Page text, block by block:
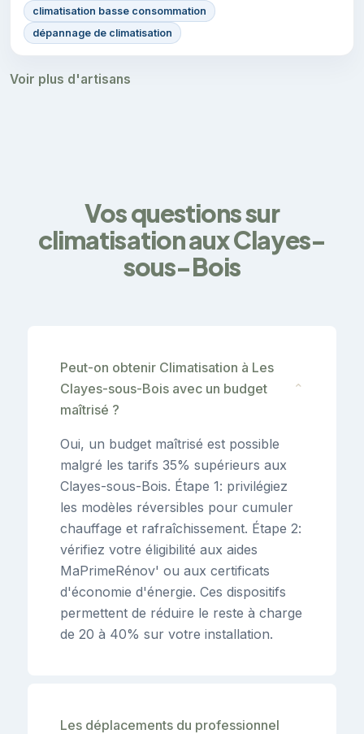
climatisation basse consommation
dépannage de climatisation
Voir plus d'artisans
Vos questions sur
climatisation aux Clayes-
sous-Bois
Peut-on obtenir Climatisation à Les
Clayes-sous-Bois avec un budget
maîtrisé ?
⌄
Oui, un budget maîtrisé est possible
malgré les tarifs 35% supérieurs aux
Clayes-sous-Bois. Étape 1: privilégiez
les modèles réversibles pour cumuler
chauffage et rafraîchissement. Étape 2:
vérifiez votre éligibilité aux aides
MaPrimeRénov' ou aux certificats
d'économie d'énergie. Ces dispositifs
permettent de réduire le reste à charge
de 20 à 40% sur votre installation.
Les déplacements du professionnel